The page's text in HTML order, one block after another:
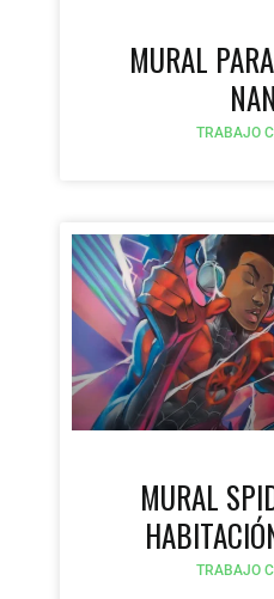
MURAL
TRABAJO
MURAL
TRABAJO